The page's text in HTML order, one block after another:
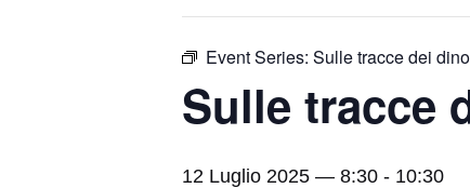
Event Series: Sulle tracce dei
Sulle tracce
12 Luglio 2025 — 8:30 - 10:30